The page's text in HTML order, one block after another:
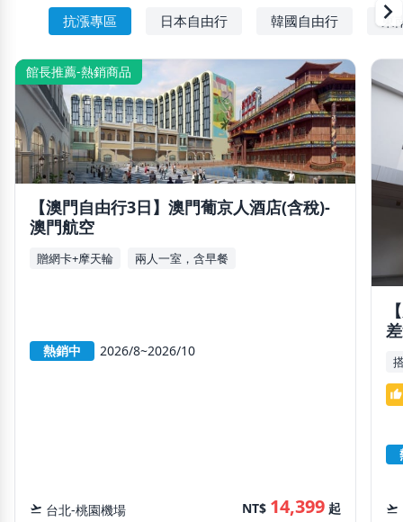
抗漲專區 日本自由行 韓國自由行 東
chevron_right
館長推薦-熱銷商品
【澳門自由行3日】澳門葡京人酒店(含稅)-
澳門航空
贈網卡+摩天輪 兩人一室，含早餐
熱銷中 2026/8~2026/10
flight_takeoff 台北-桃園機場 NT$ 14,399 起
thumb_up
flight_takeoff